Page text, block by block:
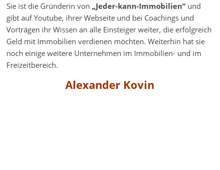
Sie ist die Gründerin von „Jeder-kann-Immobilien“ und
gibt auf Youtube, ihrer Webseite und bei Coachings und
Vorträgen ihr Wissen an alle Einsteiger weiter, die erfolgreich
Geld mit Immobilien verdienen möchten. Weiterhin hat sie
noch einige weitere Unternehmen im Immobilien- und im
Freizeitbereich.
Alexander Kovin